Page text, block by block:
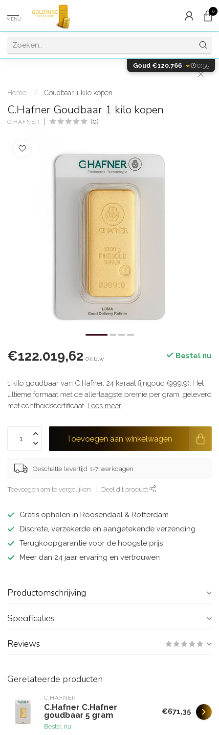
MENU
0
Home / Goudbaar 1 kilo kopen
C.Hafner Goudbaar 1 kilo kopen
C.HAFNER (0)
€122.019,62 0% btw Bestel nu
1 kilo goudbaar van C.Hafner, 24 karaat fijngoud (999,9). Het
ultieme formaat met de allerlaagste premie per gram, geleverd
met echtheidscertificaat. Lees meer.
Toevoegen aan winkelwagen
Geschatte levertijd 1-7 werkdagen
Toevoegen om te vergelijken Deel dit product
Gratis ophalen in Roosendaal & Rotterdam
Discrete, verzekerde en aangetekende verzending
Terugkoopgarantie voor de hoogste prijs
Meer dan 24 jaar ervaring en vertrouwen
Productomschrijving
Specificaties
Reviews
Gerelateerde producten
C.HAFNER
C.Hafner C.Hafner
goudbaar 5 gram
Bestel nu
€671,35
Goud €120.766 0:55